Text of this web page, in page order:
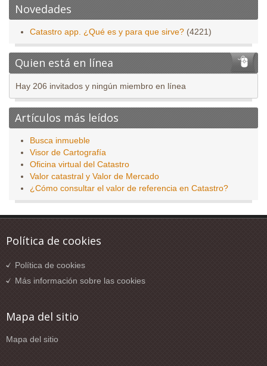
Novedades
Catastro app. ¿Qué es y para que sirve? (4221)
Quien está en línea
Hay 206 invitados y ningún miembro en línea
Artículos más leídos
Busca inmueble
Visor de Cartografía
Oficina virtual del Catastro
Valor catastral y Valor de Mercado
¿Cómo consultar el valor de referencia en Catastro?
Política de cookies
Política de cookies
Más información sobre las cookies
Mapa del sitio
Mapa del sitio